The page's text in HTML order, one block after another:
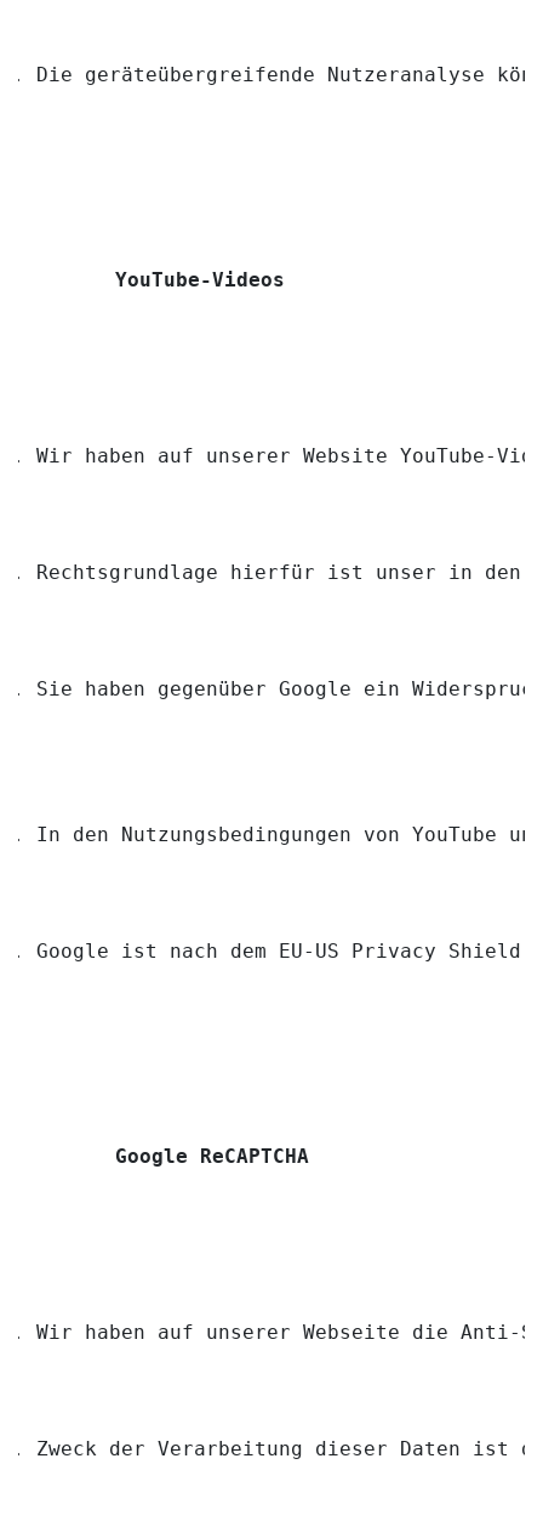
Die geräteübergreifende Nutzeranalyse
YouTube-Videos
Wir haben auf unserer Website YouTube-
Rechtsgrundlage hierfür ist unser in den
Sie haben gegenüber Google ein
In den Nutzungsbedingungen von YouTube
Google ist nach dem EU-US Privacy
Google ReCAPTCHA
Wir haben auf unserer Webseite die Anti-
Zweck der Verarbeitung dieser Daten ist